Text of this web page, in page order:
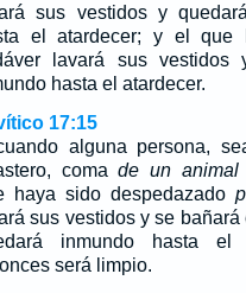
sus vestidos y
el atardecer; y el que
lavará sus vestidos
hasta el atardecer.
17:15
alguna persona,
comade un animal
haya sido despedazado
sus vestidos y se bañará
inmundo hasta el
será limpio.